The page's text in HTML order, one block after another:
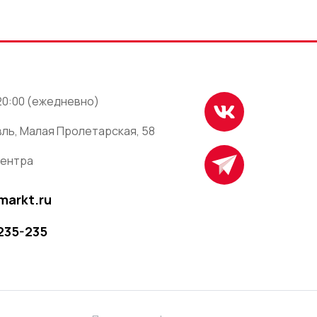
(ежедневно)
Малая Пролетарская, 58
235